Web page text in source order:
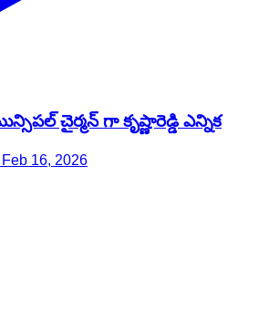
చైర్మన్ గా కృష్ణారెడ్డి ఎన్నిక
16, 2026